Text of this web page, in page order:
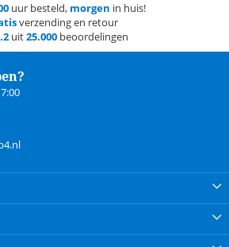
uur besteld, morgen in huis!
verzending en retour
uit25.000 beoordelingen